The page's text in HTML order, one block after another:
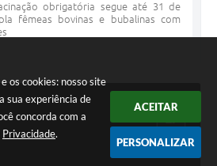
os cookies: nosso site
sua experiência de
concorda com a
Privacidade.
ACEITAR
PERSONALIZAR
obrigatória segue até 31 de
fêmeas bovinas e bubalinas com
JUL